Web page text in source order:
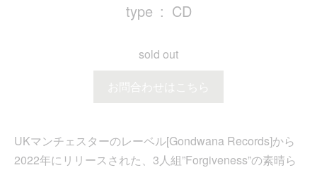
type
CD
sold out
お問合わせはこちら
UKマンチェスターのレーベル[Gondwana Records]から
2022年にリリースされた、3人組”Forgiveness”の素晴ら